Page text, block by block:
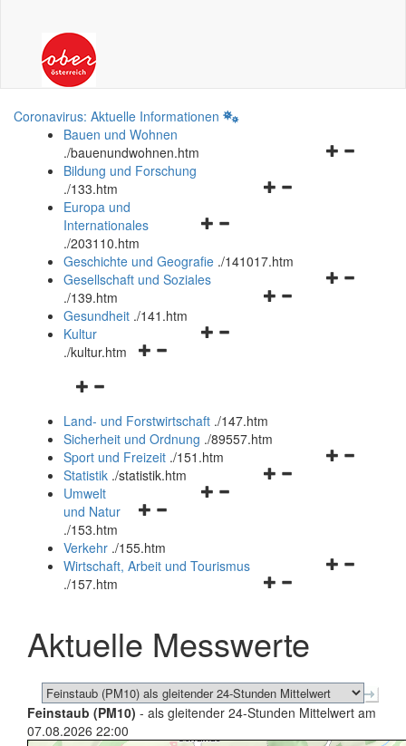
Coronavirus: Aktuelle Informationen
Bauen und Wohnen
./bauenundwohnen.htm
Navigationsmenü
Bildung und Forschung
./133.htm
Navigationsmenü
und
schließen
Europa und
Internationales
./203110.htm
Geschichte und Geografie ./141017.htm
Navigationsmenü
Gesellschaft und Soziales
./139.htm
Navigationsmenü
Gesundheit ./141.htm
Navigationsmenü
Kultur
./kultur.htm
Navigationsmenü
und
schließen
Land- und Forstwirtschaft ./147.htm
Sicherheit und Ordnung ./89557.htm
Navigationsmenü
Sport und Freizeit ./151.htm
Navigationsmenü
Statistik ./statistik.htm
Navigationsmenü
und
schließen
Umwelt
und Natur
./153.htm
Verkehr ./155.htm
Navigationsmenü
schließen
Wirtschaft, Arbeit und Tourismus
./157.htm
Aktuelle Messwerte
Feinstaub (PM10) - als gleitender 24-Stunden Mittelwert am
07.08.2026 22:00